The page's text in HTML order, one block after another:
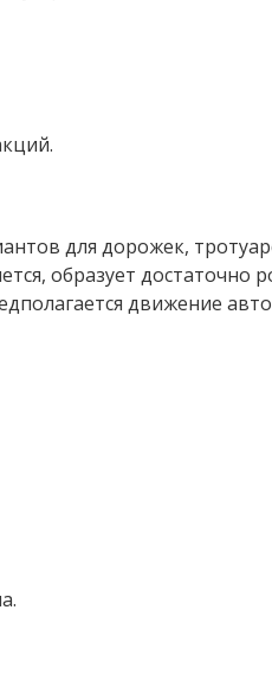
для дорожек,
образует достаточно
движение